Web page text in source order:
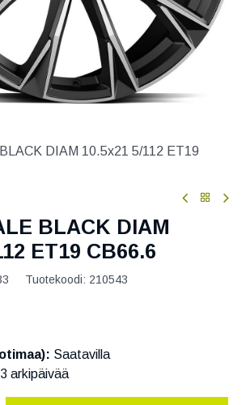
DIAM 10.5x21 5/112 ET19
BLACK DIAM
ET19 CB66.6
Tuotekoodi: 210543
Saatavilla
3 arkipäivää